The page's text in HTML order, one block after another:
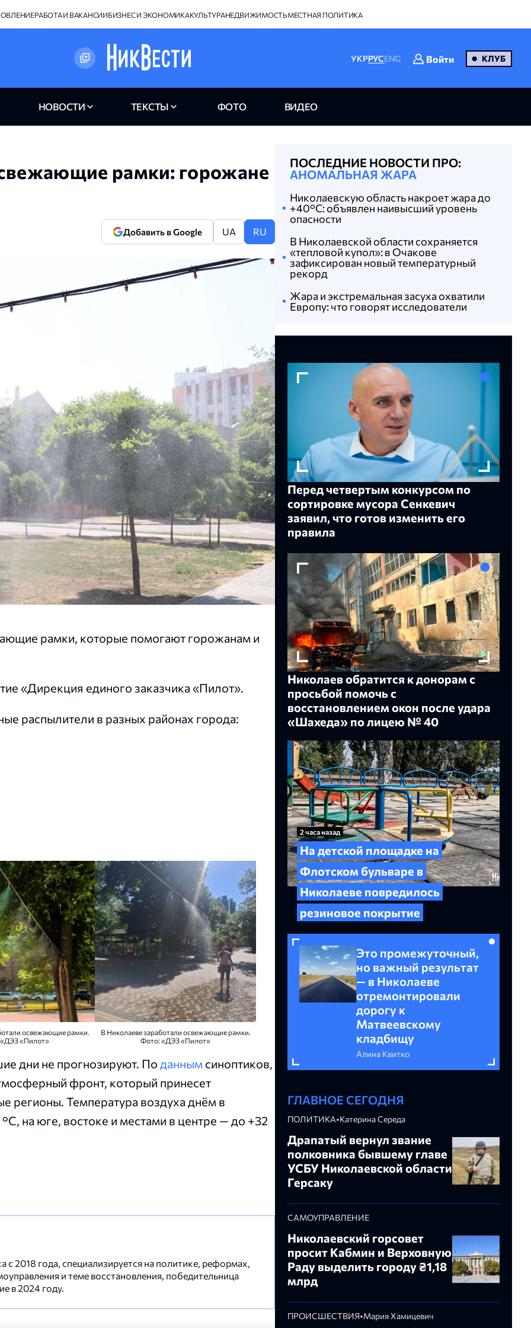
РАБОТА И ВАКАНСИИБИЗНЕС И ЭКОНОМИКАКУЛЬТУРАНЕДВИЖИМОСТЬМЕСТНАЯ ПОЛИТИКА
УКРРУСENG Войти КЛУБ
НОВОСТИ ТЕКСТЫ ФОТО ВИДЕО
рамки: горожане
Добавить в Google UA RU
рамки, которые помогают горожанам и
«Дирекция единого заказчика «Пилот».
распылители в разных районах города:
освежающие рамки.
«Пилот»
В Николаеве заработали освежающие рамки.
Фото: «ДЭЗ «Пилот»
дни не прогнозируют. По данным синоптиков,
фронт, который принесет
регионы. Температура воздуха днём в
на юге, востоке и местами в центре — до +32
2018 года, специализируется на политике, реформах,
и теме восстановления, победительница
в 2024 году.
ПОСЛЕДНИЕ НОВОСТИ ПРО:
АНОМАЛЬНАЯ ЖАРА
Николаевскую область накроет жара до
+40°C: объявлен наивысший уровень
опасности
В Николаевской области сохраняется
«тепловой купол»: в Очакове
зафиксирован новый температурный
рекорд
Жара и экстремальная засуха охватили
Европу: что говорят исследователи
Перед четвертым конкурсом по
сортировке мусора Сенкевич
заявил, что готов изменить его
правила
Николаев обратится к донорам с
просьбой помочь с
восстановлением окон после удара
«Шахеда» по лицею № 40
2 часа назад
На детской площадке на
Флотском бульваре в
Николаеве повредилось
резиновое покрытие
Это промежуточный,
но важный результат
— в Николаеве
отремонтировали
дорогу к
Матвеевскому
кладбищу
Алина Квитко
ГЛАВНОЕ СЕГОДНЯ
ПОЛИТИКА•Катерина Середа
Драпатый вернул звание
полковника бывшему главе
УСБУ Николаевской области
Герсаку
САМОУПРАВЛЕНИЕ
Николаевский горсовет
просит Кабмин и Верховную
Раду выделить городу ₴1,18
млрд
ПРОИСШЕСТВИЯ•Мария Хамицевич